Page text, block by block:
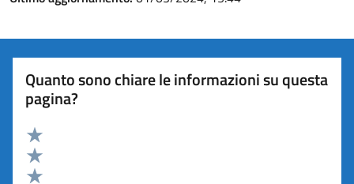
Quanto sono chiare le informazioni su questa
pagina?
Valuta 5 stelle su 5
Valuta 4 stelle su 5